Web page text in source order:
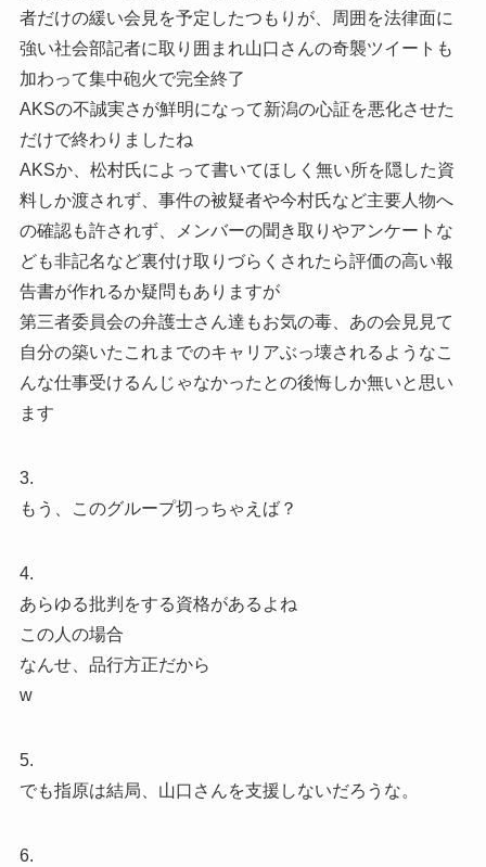
者だけの緩い会見を予定したつもりが、周囲を法律面に
強い社会部記者に取り囲まれ山口さんの奇襲ツイートも
加わって集中砲火で完全終了
AKSの不誠実さが鮮明になって新潟の心証を悪化させた
だけで終わりましたね
AKSか、松村氏によって書いてほしく無い所を隠した資
料しか渡されず、事件の被疑者や今村氏など主要人物へ
の確認も許されず、メンバーの聞き取りやアンケートな
ども非記名など裏付け取りづらくされたら評価の高い報
告書が作れるか疑問もありますが
第三者委員会の弁護士さん達もお気の毒、あの会見見て
自分の築いたこれまでのキャリアぶっ壊されるようなこ
んな仕事受けるんじゃなかったとの後悔しか無いと思い
ます
3.
もう、このグループ切っちゃえば？
4.
あらゆる批判をする資格があるよね
この人の場合
なんせ、品行方正だから
w
5.
でも指原は結局、山口さんを支援しないだろうな。
6.